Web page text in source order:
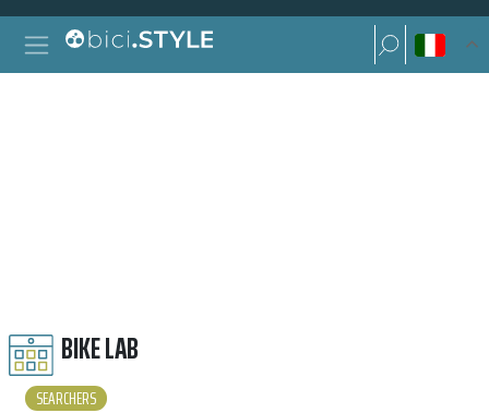
Vai al contenuto
Navigazione principale
Ricerca per:
Ricerca per:
BIKE LAB
SEARCHERS